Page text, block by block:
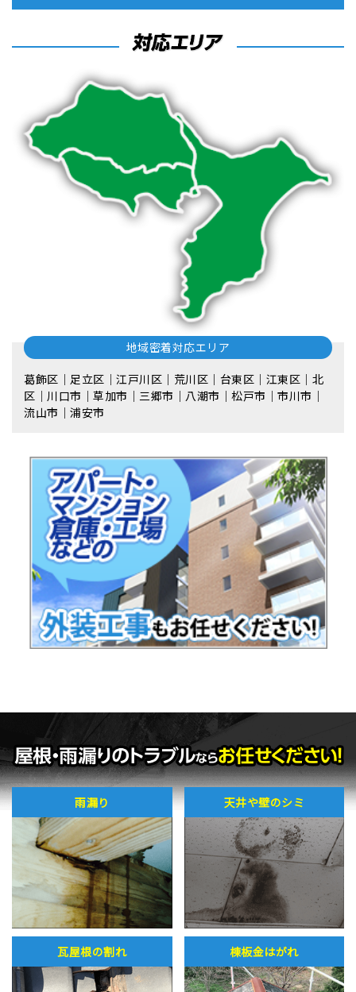
地域密着対応エリア
葛飾区｜足立区｜江戸川区｜荒川区｜台東区｜江東区｜北
区｜川口市｜草加市｜三郷市｜八潮市｜松⼾市｜市川市｜
流⼭市｜浦安市
雨漏り 天井や壁のシミ
瓦屋根の割れ 棟板金はがれ